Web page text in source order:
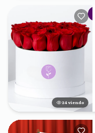
25 viendo